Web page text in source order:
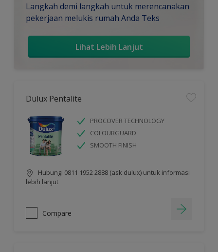
Langkah demi langkah untuk merencanakan
pekerjaan melukis rumah Anda Teks
Lihat Lebih Lanjut
Dulux Pentalite
PROCOVER TECHNOLOGY
COLOURGUARD
SMOOTH FINISH
Hubungi 0811 1952 2888 (ask dulux) untuk informasi
lebih lanjut
Compare